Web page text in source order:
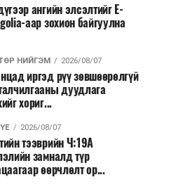
ангийн элсэлтийг E-
аар зохион байгуулна
НИЙГЭМ 2026/08/07
иргэд рүү зөвшөөрөлгүй
дуудлага
хориг...
2026/08/07
тээврийн Ч:19А
замналд түр
өөрчлөлт ор...